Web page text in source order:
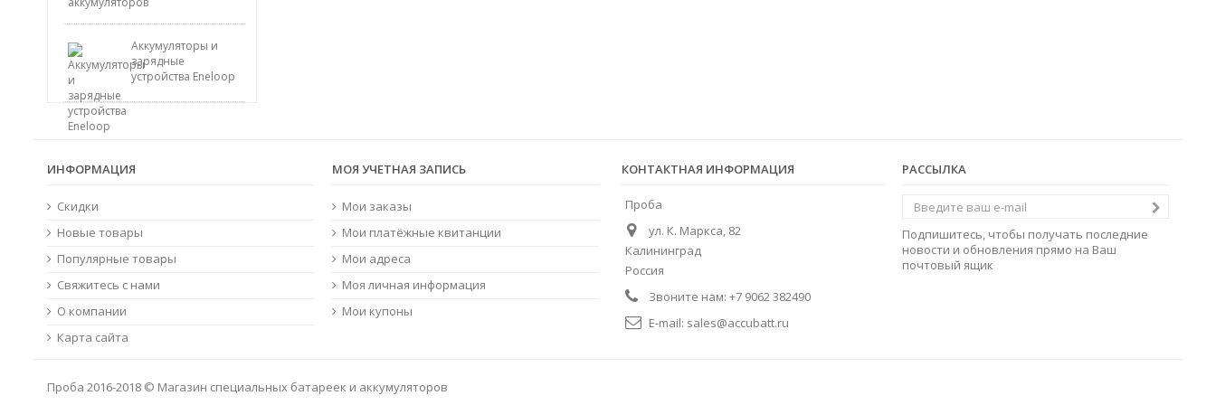
Аккумуляторы и
зарядные
устройства Eneloop
ИНФОРМАЦИЯ
Скидки
Новые товары
Популярные товары
Свяжитесь с нами
О компании
Карта сайта
МОЯ УЧЕТНАЯ ЗАПИСЬ
Мои заказы
Мои платёжные квитанции
Мои адреса
Моя личная информация
Мои купоны
КОНТАКТНАЯ ИНФОРМАЦИЯ
Проба
ул. К. Маркса, 82
Калининград
Россия
Звоните нам: +7 9062 382490
E-mail: sales@accubatt.ru
РАССЫЛКА
Подпишитесь, чтобы получать последние
новости и обновления прямо на Ваш
почтовый ящик
Проба 2016-2018 © Магазин специальных батареек и аккумуляторов